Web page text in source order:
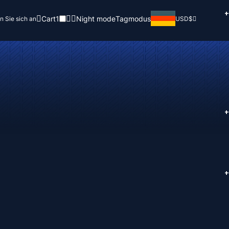
Sie sich an Cart1 Night modeTagmodus USD$
+
+
+